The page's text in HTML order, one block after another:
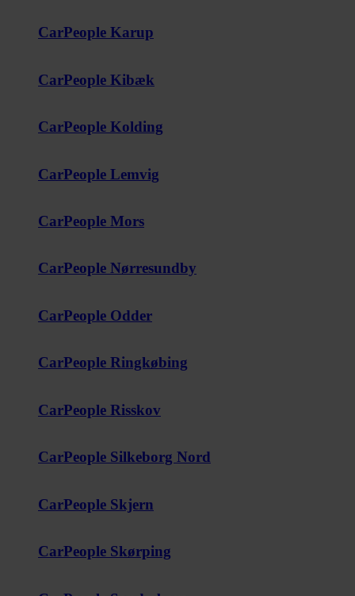
CarPeople Karup
CarPeople Kibæk
CarPeople Kolding
CarPeople Lemvig
CarPeople Mors
CarPeople Nørresundby
CarPeople Odder
CarPeople Ringkøbing
CarPeople Risskov
CarPeople Silkeborg Nord
CarPeople Skjern
CarPeople Skørping